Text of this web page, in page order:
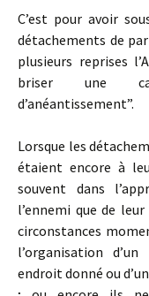
C’est pour avoir
détachements de
plusieurs reprises
briser une
d’anéantissement”.
Lorsque les
étaient encore à
souvent dans
l’ennemi que de
circonstances
l’organisation
endroit donné ou